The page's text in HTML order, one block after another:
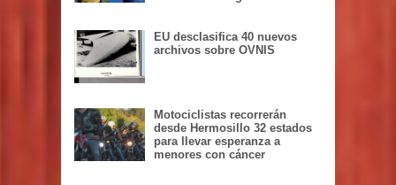
EU desclasifica 40 nuevos
archivos sobre OVNIS
Motociclistas recorrerán
desde Hermosillo 32 estados
para llevar esperanza a
menores con cáncer